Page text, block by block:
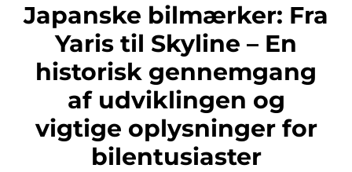
Japanske bilmærker: Fra
Yaris til Skyline – En
historisk gennemgang
af udviklingen og
vigtige oplysninger for
bilentusiaster